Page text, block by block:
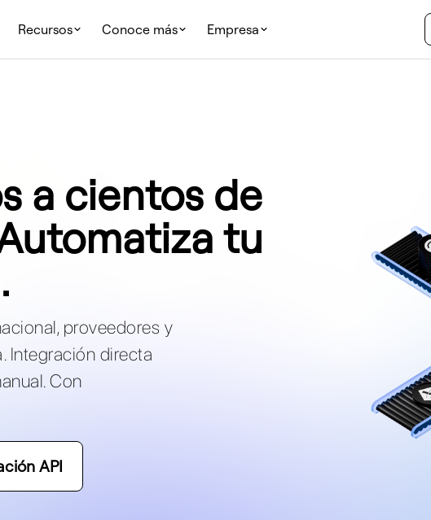
Recursos Conoce más Empresa
a cientos de
tu
proveedores y
Integración directa
Con
API